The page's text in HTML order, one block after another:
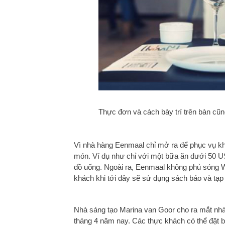
Thực đơn và cách bày trí trên bàn
Vì nhà hàng Eenmaal chỉ mở ra để phục vụ
món. Ví dụ như chỉ với một bữa ăn dưới 50
đồ uống. Ngoài ra, Eenmaal không phủ
khách khi tới đây sẽ sử dụng sách báo và
Nhà sáng tạo Marina van Goor cho ra mắt
tháng 4 năm nay. Các thực khách có thể đặt